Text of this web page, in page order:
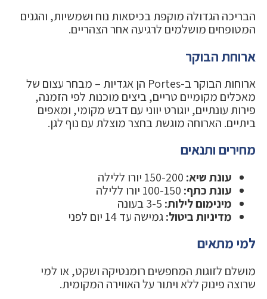
הבריכה הגדולה מוקפת בכיסאות נוח ושמשיות, והגנים
המטופחים מושלמים לרגיעה אחר הצהריים.
ארוחת הבוקר
ארוחות הבוקר ב-Portes הן אגדיות – מבחר עצום של
מאכלים מקומיים טריים, ביצים מוכנות לפי הזמנה,
פירות עונתיים, יוגורט יווני עם דבש מקומי, ומאפים
ביתיים. הארוחה מוגשת בחצר מוצלת עם נוף לגן.
מחירים ותנאים
עונת שיא:
עונת כתף:
מינימום לילות:
מדיניות ביטול:גמישה עד 14 יום לפני
למי מתאים
מושלם לזוגות המחפשים רומנטיקה ושקט, או למי
שרוצה פינוק ללא ויתור על האווירה המקומית.